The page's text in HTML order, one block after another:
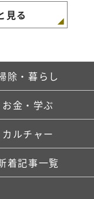
見る
除・暮らし
お金・学ぶ
カルチャー
着記事一覧